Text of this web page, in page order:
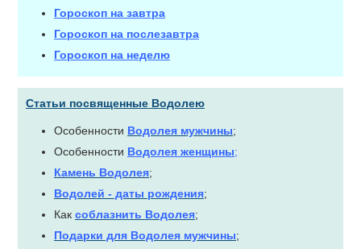
Гороскоп на завтра
Гороскоп на послезавтра
Гороскоп на неделю
Статьи посвященные Водолею
Особенности Водолея мужчины;
Особенности Водолея женщины;
Камень Водолея;
Водолей - даты рождения;
Как соблазнить Водолея;
Подарки для Водолея мужчины;